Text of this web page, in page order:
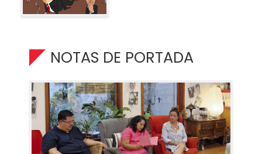
NOTAS DE PORTADA